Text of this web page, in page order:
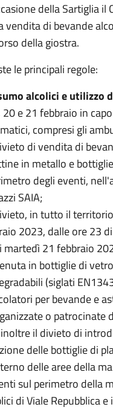
della Sartiglia
vendita di bevande
della giostra.
le principali regole:
alcolici e utilizzo
20 e 21 febbraio in
compresi gli
di vendita di
in metallo e
degli eventi,
SAIA;
in tutto il
2023, dalle ore 23
martedì 21 febbraio
in bottiglie di
(siglati
per bevande e
o patrocinate
il divieto di
delle bottiglie di
delle aree della
sul perimetro della
di Viale Repubblica